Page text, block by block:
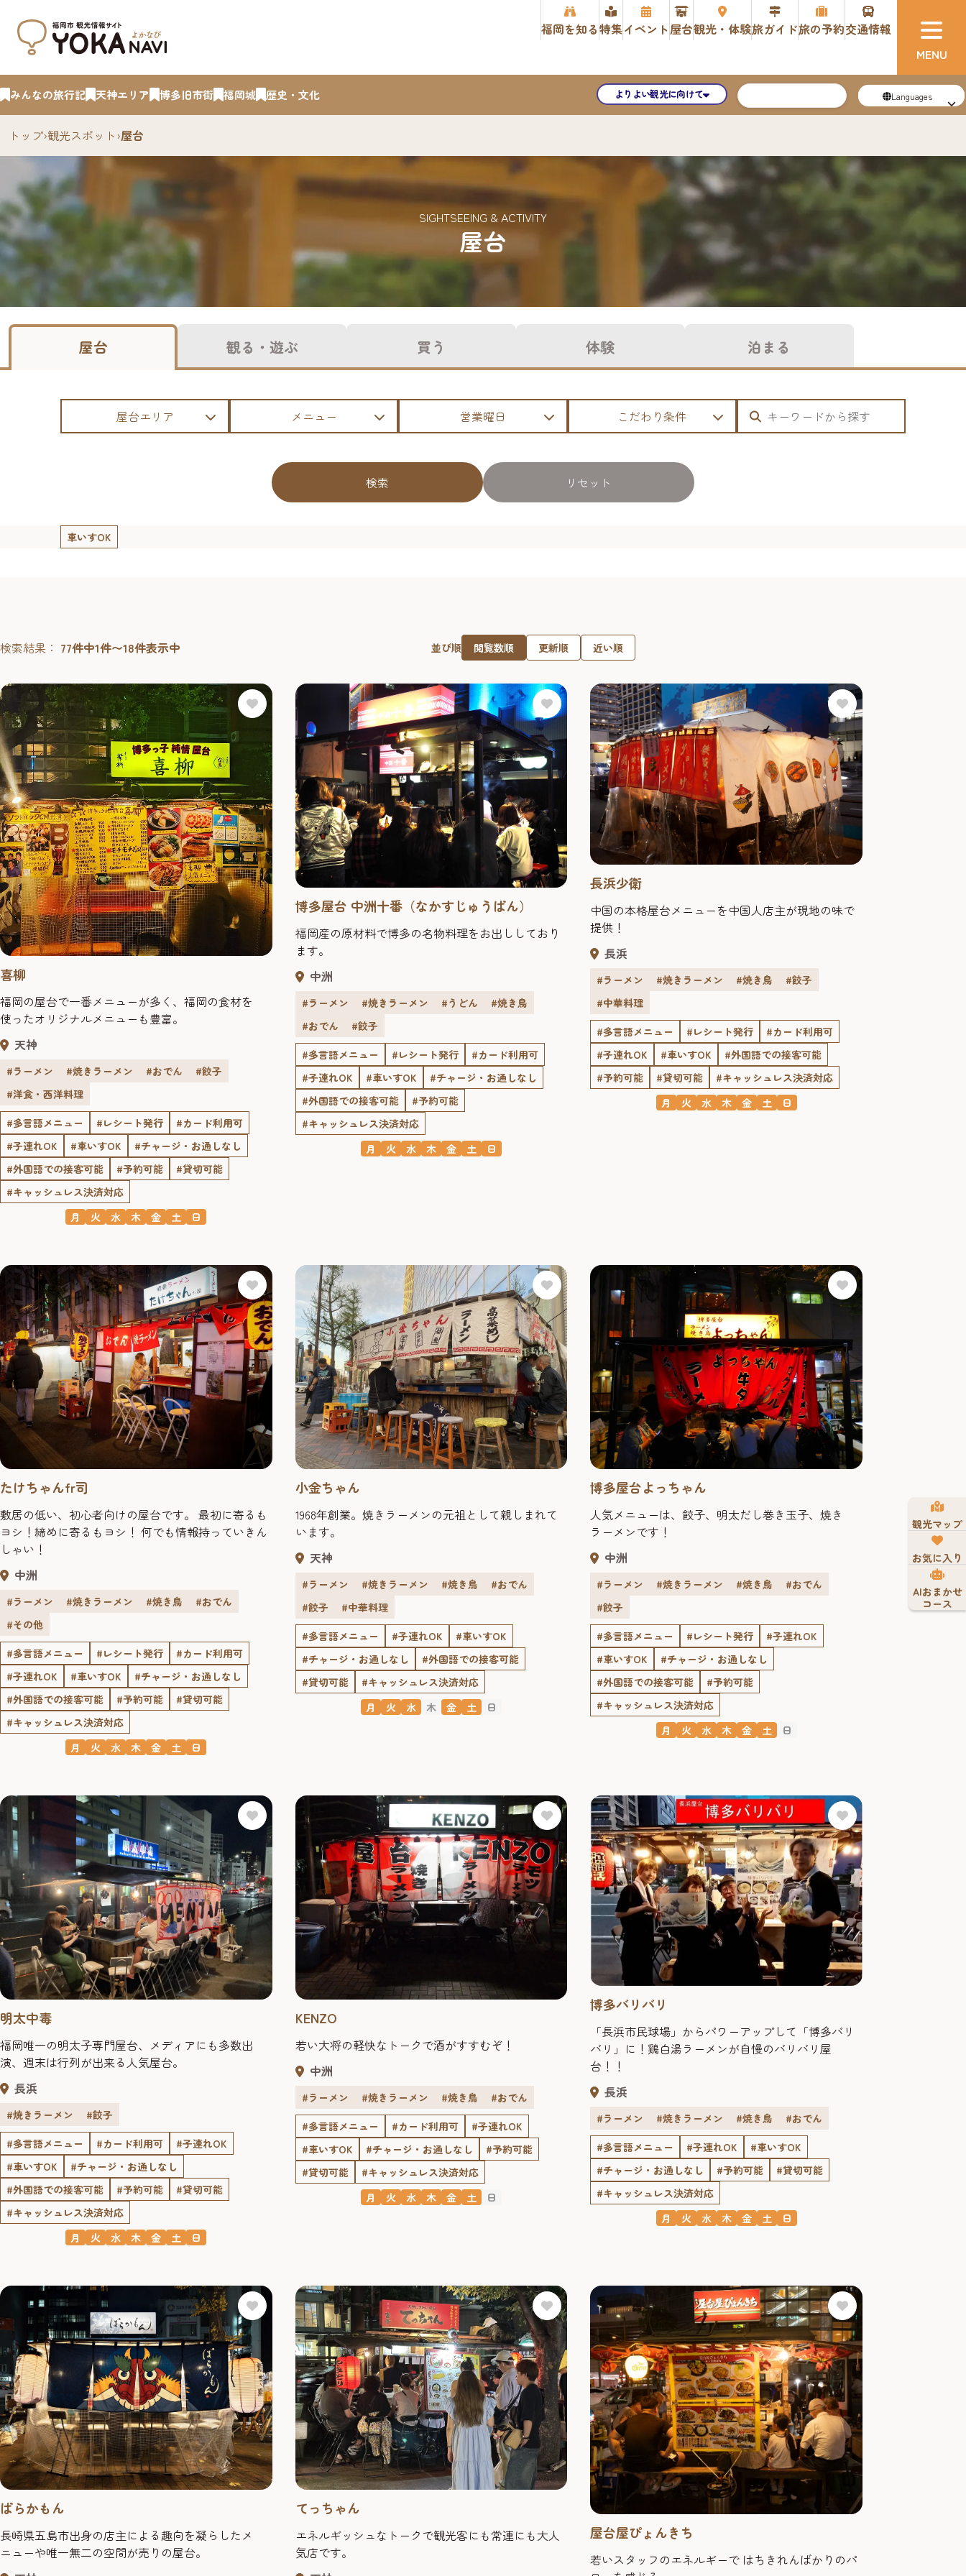
福岡を知る特集イベント屋台観光・体験旅ガイド旅の予約交通情報
みんなの旅行記 天神エリア 博多旧市街 福岡城 歴史・文化 よりよい観光に向けて Languages
トップ›観光スポット›屋台
屋台
SIGHTSEEING & ACTIVITY
屋台 観る・遊ぶ 買う 体験 泊まる
屋台エリア メニュー 営業曜日 こだわり条件
検索 リセット
車いすOK
検索結果： 77件中1件〜18件表示中 並び順 閲覧数順 更新順 近い順
喜柳
福岡の屋台で一番メニューが多く、福岡の食材を
使ったオリジナルメニューも豊富。
天神
#ラーメン #焼きラーメン #おでん
#餃子
#洋食・西洋料理
#多言語メニュー
#レシート発行
#カード利用可
#子連れOK
#車いすOK
#チャージ・お通しなし
#外国語での接客可能
#予約可能
#貸切可能
#キャッシュレス決済対応
月
火 水 木 金 土 日
博多屋台 中洲十番（なかすじゅうばん）
福岡産の原材料で博多の名物料理をお出ししており
ます。
中洲
#ラーメン #焼きラーメン #うどん
#焼き鳥
#おでん
#餃子
#多言語メニュー
#レシート発行
#カード利用可
#子連れOK
#車いすOK
#チャージ・お通しなし
#外国語での接客可能
#予約可能
#キャッシュレス決済対応
月
火 水 木 金 土 日
長浜少衛
中国の本格屋台メニューを中国人店主が現地の味で
提供！
長浜
#ラーメン #焼きラーメン #焼き鳥
#餃子
#中華料理
#多言語メニュー
#レシート発行
#カード利用可
#子連れOK
#車いすOK
#外国語での接客可能
#予約可能
#貸切可能
#キャッシュレス決済対応
月
火 水 木 金 土 日
たけちゃんfr司
敷居の低い、初心者向けの屋台です。 最初に寄るも
ヨシ！締めに寄るもヨシ！ 何でも情報持っていきん
しゃい！
中洲
#ラーメン #焼きラーメン #焼き鳥
#おでん
#その他
#多言語メニュー
#レシート発行
#カード利用可
#子連れOK
#車いすOK
#チャージ・お通しなし
#外国語での接客可能
#予約可能
#貸切可能
#キャッシュレス決済対応
月
火 水 木 金 土 日
小金ちゃん
1968年創業。焼きラーメンの元祖として親しまれて
います。
天神
#ラーメン #焼きラーメン #焼き鳥
#おでん
#餃子
#中華料理
#多言語メニュー
#子連れOK
#車いすOK
#チャージ・お通しなし
#外国語での接客可能
#貸切可能
#キャッシュレス決済対応
月
火 水 木 金 土 日
博多屋台よっちゃん
人気メニューは、餃子、明太だし巻き玉子、焼き
ラーメンです！
中洲
#ラーメン #焼きラーメン #焼き鳥
#おでん
#餃子
#多言語メニュー
#レシート発行
#子連れOK
#車いすOK
#チャージ・お通しなし
#外国語での接客可能
#予約可能
#キャッシュレス決済対応
月
火 水 木 金 土 日
明太中毒
福岡唯一の明太子専門屋台、メディアにも多数出
演、週末は行列が出来る人気屋台。
長浜
#焼きラーメン
#餃子
#多言語メニュー
#カード利用可
#子連れOK
#車いすOK
#チャージ・お通しなし
#外国語での接客可能
#予約可能
#貸切可能
#キャッシュレス決済対応
月
火 水 木 金 土 日
KENZO
若い大将の軽快なトークで酒がすすむぞ！
中洲
#ラーメン #焼きラーメン #焼き鳥
#おでん
#多言語メニュー
#カード利用可
#子連れOK
#車いすOK
#チャージ・お通しなし
#予約可能
#貸切可能
#キャッシュレス決済対応
月
火 水 木 金 土 日
博多バリバリ
「長浜市民球場」からパワーアップして「博多バリ
バリ」に！鶏白湯ラーメンが自慢のバリバリ屋
台！！
長浜
#ラーメン #焼きラーメン #焼き鳥
#おでん
#多言語メニュー
#子連れOK
#車いすOK
#チャージ・お通しなし
#予約可能
#貸切可能
#キャッシュレス決済対応
月
火 水 木 金 土 日
ばらかもん
長崎県五島市出身の店主による趣向を凝らしたメ
ニューや唯一無二の空間が売りの屋台。
てっちゃん
エネルギッシュなトークで観光客にも常連にも大人
気店です。
屋台屋ぴょんきち
若いスタッフのエネルギーで はちきれんばかりのパ
観光マップ
お気に入り
AIおまかせ
コース